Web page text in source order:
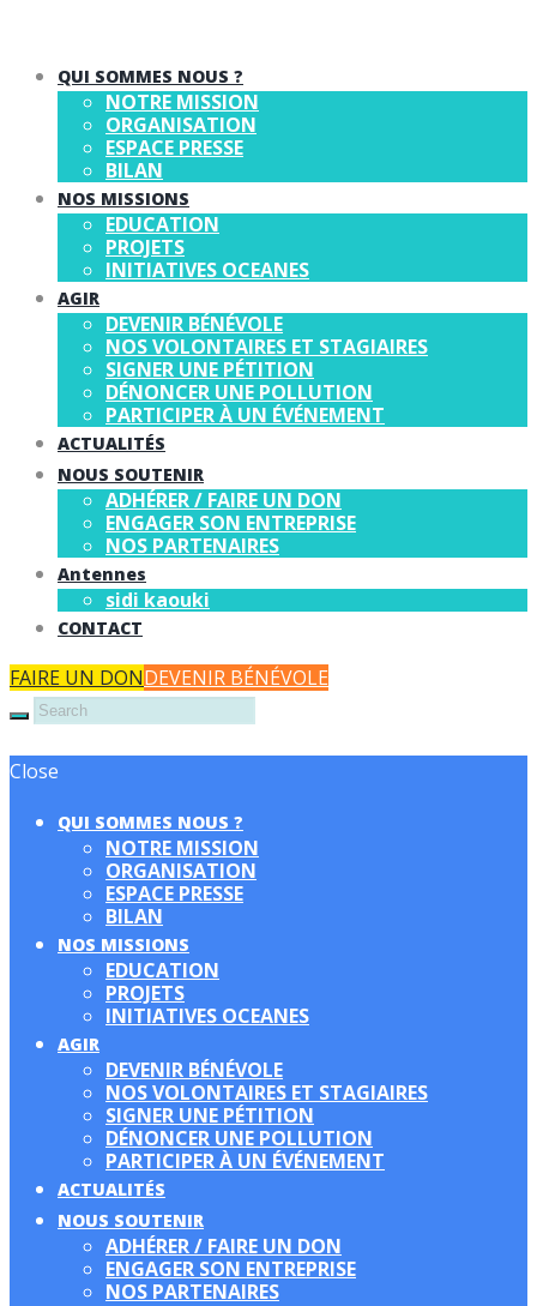
QUI SOMMES NOUS ?
NOTRE MISSION
ORGANISATION
ESPACE PRESSE
BILAN
NOS MISSIONS
EDUCATION
PROJETS
INITIATIVES OCEANES
AGIR
DEVENIR BÉNÉVOLE
NOS VOLONTAIRES ET STAGIAIRES
SIGNER UNE PÉTITION
DÉNONCER UNE POLLUTION
PARTICIPER À UN ÉVÉNEMENT
ACTUALITÉS
NOUS SOUTENIR
ADHÉRER / FAIRE UN DON
ENGAGER SON ENTREPRISE
NOS PARTENAIRES
Antennes
sidi kaouki
CONTACT
FAIRE UN DONDEVENIR BÉNÉVOLE
Close
QUI SOMMES NOUS ?
NOTRE MISSION
ORGANISATION
ESPACE PRESSE
BILAN
NOS MISSIONS
EDUCATION
PROJETS
INITIATIVES OCEANES
AGIR
DEVENIR BÉNÉVOLE
NOS VOLONTAIRES ET STAGIAIRES
SIGNER UNE PÉTITION
DÉNONCER UNE POLLUTION
PARTICIPER À UN ÉVÉNEMENT
ACTUALITÉS
NOUS SOUTENIR
ADHÉRER / FAIRE UN DON
ENGAGER SON ENTREPRISE
NOS PARTENAIRES